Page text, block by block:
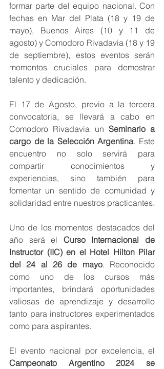
formar parte del equipo nacional. Con
fechas en Mar del Plata (18 y 19 de
mayo), Buenos Aires (10 y 11 de
agosto) y Comodoro Rivadavia (18 y 19
de septiembre), estos eventos serán
momentos cruciales para demostrar
talento y dedicación.
El 17 de Agosto, previo a la tercera
convocatoria, se llevará a cabo en
Comodoro Rivadavia un Seminario a
cargo de la Selección Argentina. Este
encuentro no solo servirá para
compartir conocimientos y
experiencias, sino también para
fomentar un sentido de comunidad y
solidaridad entre nuestros practicantes.
Uno de los momentos destacados del
año será el Curso Internacional de
Instructor (IIC) en el Hotel Hilton Pilar
del 24 al 26 de mayo. Reconocido
como uno de los cursos más
importantes, brindará oportunidades
valiosas de aprendizaje y desarrollo
tanto para instructores experimentados
como para aspirantes.
Campeonato Argentino 2024 se